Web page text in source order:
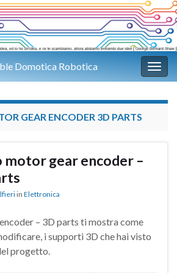
Domotica Robotica
GEAR ENCODER 3D PARTS
motor gear encoder –
in Elettronica
– 3D parts ti mostra come
i supporti 3D che hai visto
progetto.